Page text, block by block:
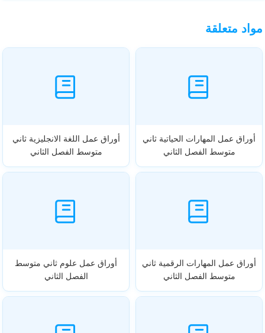
مواد متعلقة
أوراق عمل المهارات الحياتية ثاني
متوسط الفصل الثاني
أوراق عمل اللغة الانجليزية ثاني
متوسط الفصل الثاني
أوراق عمل المهارات الرقمية ثاني
متوسط الفصل الثاني
أوراق عمل علوم ثاني متوسط
الفصل الثاني